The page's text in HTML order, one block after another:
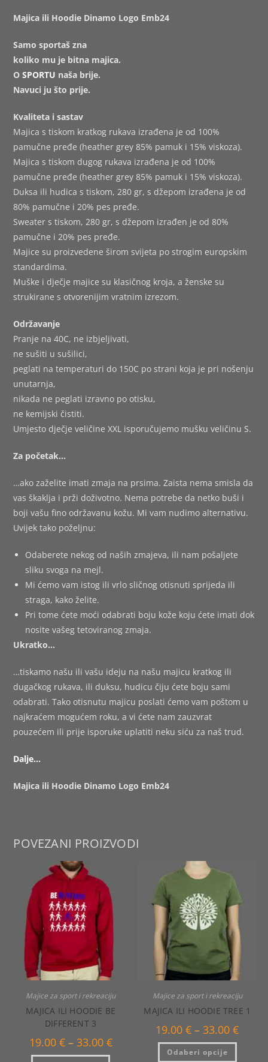
Majica ili Hoodie Dinamo Logo Emb24
Samo sportaš zna
koliko mu je bitna majica.
OSPORTU naša brije.
Navuci ju što prije.
Kvaliteta i sastav
Majica s tiskom kratkog rukava izrađena je od 100%
pamučne pređe (heather grey 85% pamuk i 15% viskoza).
Majica s tiskom dugog rukava izrađena je od 100%
pamučne pređe (heather grey 85% pamuk i 15% viskoza).
Duksa ili hudica s tiskom, 280 gr, s džepom izrađena je od
80% pamučne i 20% pes pređe.
Sweater s tiskom, 280 gr, s džepom izrađen je od 80%
pamučne i 20% pes pređe.
Majice su proizvedene širom svijeta po strogim europskim
standardima.
Muške i dječje majice su klasičnog kroja, a ženske su
strukirane s otvorenijim vratnim izrezom.
Održavanje
Pranje na 40C, ne izbjeljivati,
ne sušiti u sušilici,
peglati na temperaturi do 150C po strani koja je pri nošenju
unutarnja,
nikada ne peglati izravno po otisku,
ne kemijski čistiti.
Umjesto dječje veličine XXL isporučujemo mušku veličinu S.
Za početak…
…ako zaželite imati zmaja na prsima. Zaista nema smisla da
vas škaklja i prži doživotno. Nema potrebe da netko buši i
boji vašu fino održavanu kožu. Mi vam nudimo alternativu.
Uvijek tako poželjnu:
Odaberete nekog od naših zmajeva, ili nam pošaljete
sliku svoga na mejl.
Mi ćemo vam istog ili vrlo sličnog otisnuti sprijeda ili
straga, kako želite.
Pri tome ćete moći odabrati boju kože koju ćete imati dok
nosite vašeg tetoviranog zmaja.
Ukratko…
…tiskamo našu ili vašu ideju na našu majicu kratkog ili
dugačkog rukava, ili duksu, hudicu čiju ćete boju sami
odabrati. Tako otisnutu majicu poslati ćemo vam poštom u
najkraćem mogućem roku, a vi ćete nam zauzvrat
pouzećem ili prije isporuke uplatiti neku siću za naš trud.
Dalje…
Majica ili Hoodie Dinamo Logo Emb24
POVEZANI PROIZVODI
Majice za sport i rekreaciju
MAJICA ILI HOODIE BE
DIFFERENT 3
19.00 € – 33.00 €Raspon
cijena:
Ovaj
Majice za sport i rekreaciju
MAJICA ILI HOODIE TREE 1
19.00€ – 33.00€Raspon
cijena:
Odaberi opcije
Ovaj